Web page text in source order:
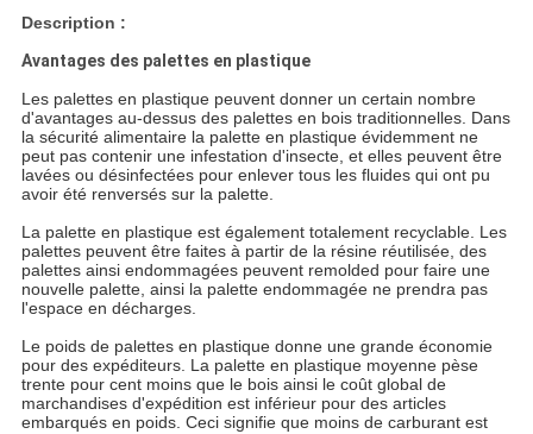
Description :
Avantages des palettes en plastique
Les palettes en plastique peuvent donner un certain nombre
d'avantages au-dessus des palettes en bois traditionnelles. Dans
la sécurité alimentaire la palette en plastique évidemment ne
peut pas contenir une infestation d'insecte, et elles peuvent être
lavées ou désinfectées pour enlever tous les fluides qui ont pu
avoir été renversés sur la palette.
La palette en plastique est également totalement recyclable. Les
palettes peuvent être faites à partir de la résine réutilisée, des
palettes ainsi endommagées peuvent remolded pour faire une
nouvelle palette, ainsi la palette endommagée ne prendra pas
l'espace en décharges.
Le poids de palettes en plastique donne une grande économie
pour des expéditeurs. La palette en plastique moyenne pèse
trente pour cent moins que le bois ainsi le coût global de
marchandises d'expédition est inférieur pour des articles
embarqués en poids. Ceci signifie que moins de carburant est